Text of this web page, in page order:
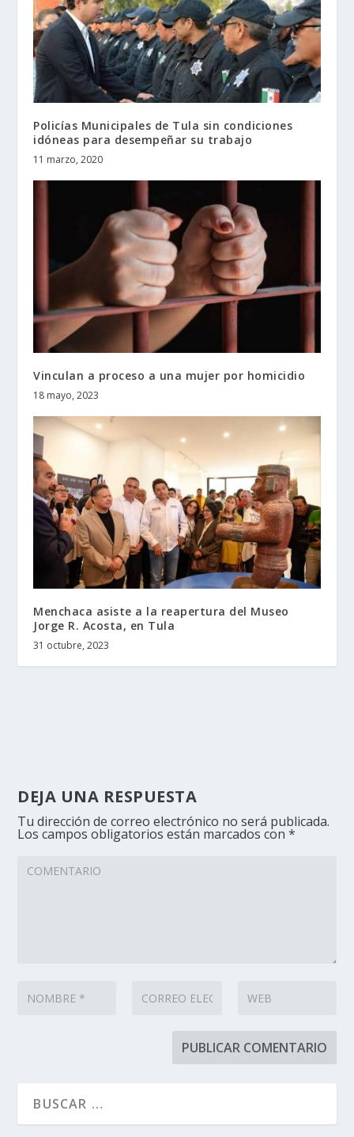
Policías Municipales de Tula sin condiciones
idóneas para desempeñar su trabajo
11 marzo, 2020
Vinculan a proceso a una mujer por homicidio
18 mayo, 2023
Menchaca asiste a la reapertura del Museo
Jorge R. Acosta, en Tula
31 octubre, 2023
DEJA UNA RESPUESTA
Tu dirección de correo electrónico no será publicada.
Los campos obligatorios están marcados con*